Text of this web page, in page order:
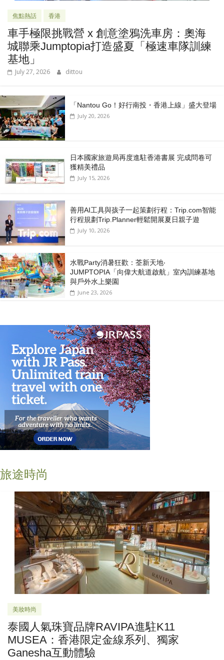
焦點熱話 香港
車手極限挑戰營 x 創意塗鴉洗車房：奧海
城聯乘Jumptopia打造盛夏「極速車隊訓練
基地」
July 27, 2026 dittou
「Nantou Go！好行南投・香港上線」盛大登場
July 20, 2026
日本國家旅遊局再度進駐香港書展 完成問卷可
獲精美禮品
July 15, 2026
善用AI工具與孩子一起策劃行程：Trip.com智能
行程規劃Trip.Planner輕鬆開展夏日親子遊
July 10, 2026
水戰Party消暑狂歡：荃新天地‧
JUMPTOPIA「向偉大航道啟航」室內訓練基地
與戶外水上樂園
June 23, 2026
旅途時尚
美妝時尚
泰國人氣珠寶品牌RAVIPA進駐K11
MUSEA：香港限定金線系列、獨家
Ganesha互動體驗